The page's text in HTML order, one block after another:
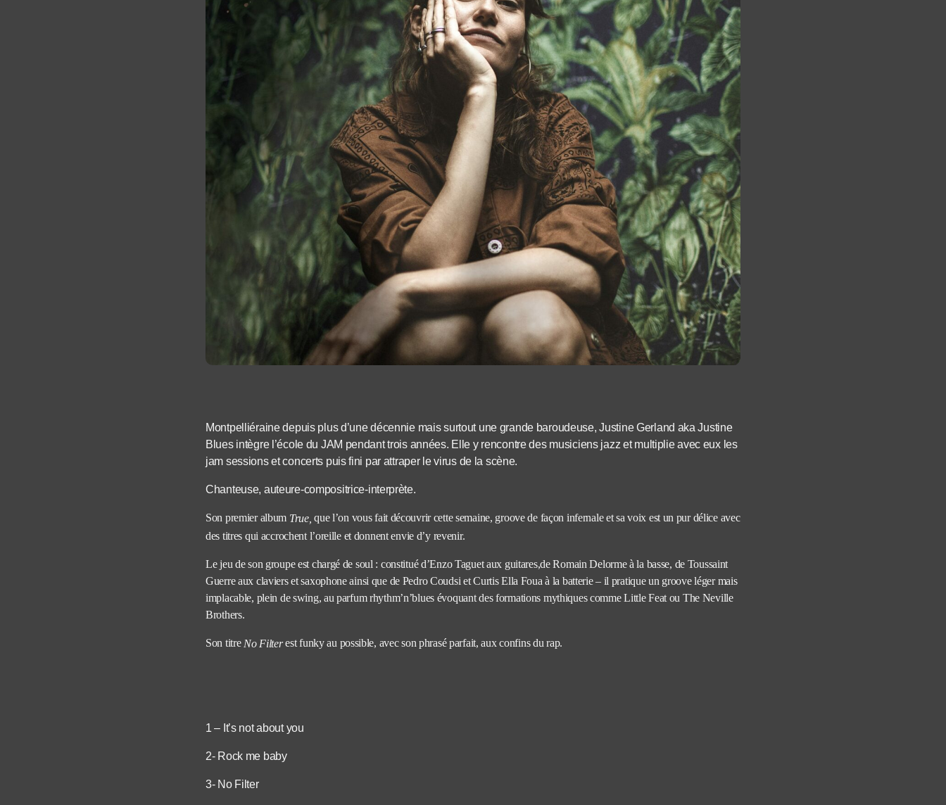
Montpelliéraine depuis plus d’une décennie mais surtout une grande baroudeuse, Justine Gerland aka Justine
Blues intègre l’école du JAM pendant trois années. Elle y rencontre des musiciens jazz et multiplie avec eux les
jam sessions et concerts puis fini par attraper le virus de la scène.
Chanteuse, auteure-compositrice-interprète.
Son premier album True,que l’on vous fait découvrir cette semaine, groove de façon infernale et sa voix est un pur délice avec
des titres qui accrochent l’oreille et donnent envie d’y revenir.
Le jeu de son groupe est chargé de soul : constitué d’Enzo Taguet aux guitares,de Romain Delorme à la basse, de Toussaint
Guerre aux claviers et saxophone ainsi que de Pedro Coudsi et Curtis Ella Foua à la batterie – il pratique un groove léger mais
implacable, plein de swing, au parfum rhythm’n’blues évoquant des formations mythiques comme Little Feat ou The Neville
Brothers.
Son titre No Filterest funky au possible, avec son phrasé parfait, aux confins du rap.
1 – It’s not about you
2- Rock me baby
3- No Filter